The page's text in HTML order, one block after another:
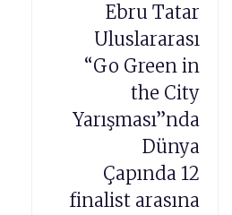
Ebru Tatar
Uluslararası
“Go Green in
the City
Yarışması”nda
Dünya
Çapında 12
finalist arasına